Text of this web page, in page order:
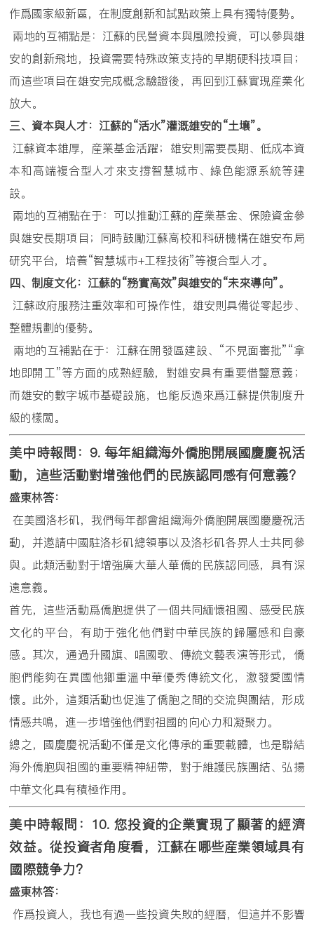
作爲國家級新區，在制度創新和試點政策上具有獨特優勢。
兩地的互補點是：江蘇的民營資本與風險投資，可以參與雄
安的創新飛地，投資需要特殊政策支持的早期硬科技項目；
而這些項目在雄安完成概念驗證後，再回到江蘇實現産業化
放大。
三、資本與人才：江蘇的“活水”灌溉雄安的“土壤”。
江蘇資本雄厚，産業基金活躍；雄安則需要長期、低成本資
本和高端複合型人才來支撐智慧城市、綠色能源系統等建
設。
兩地的互補點在于：可以推動江蘇的産業基金、保險資金參
與雄安長期項目；同時鼓勵江蘇高校和科研機構在雄安布局
研究平台，培養“智慧城市+工程技術”等複合型人才。
四、制度文化：江蘇的“務實高效”與雄安的“未來導向”。
江蘇政府服務注重效率和可操作性，雄安則具備從零起步、
整體規劃的優勢。
兩地的互補點在于：江蘇在開發區建設、“不見面審批”“拿
地即開工”等方面的成熟經驗，對雄安具有重要借鑒意義；
而雄安的數字城市基礎設施，也能反過來爲江蘇提供制度升
級的樣闆。
美中時報問： 9. 每年組織海外僑胞開展國慶慶祝活
動，這些活動對增強他們的民族認同感有何意義？
盛東林答：
在美國洛杉矶，我們每年都會組織海外僑胞開展國慶慶祝活
動，并邀請中國駐洛杉矶總領事以及洛杉矶各界人士共同參
與。此類活動對于增強廣大華人華僑的民族認同感，具有深
遠意義。
首先，這些活動爲僑胞提供了一個共同緬懷祖國、感受民族
文化的平台，有助于強化他們對中華民族的歸屬感和自豪
感。其次，通過升國旗、唱國歌、傳統文藝表演等形式，僑
胞們能夠在異國他鄉重溫中華優秀傳統文化，激發愛國情
懷。此外，這類活動也促進了僑胞之間的交流與團結，形成
情感共鳴，進一步增強他們對祖國的向心力和凝聚力。
總之，國慶慶祝活動不僅是文化傳承的重要載體，也是聯結
海外僑胞與祖國的重要精神紐帶，對于維護民族團結、弘揚
中華文化具有積極作用。
美中時報問： 10. 您投資的企業實現了顯著的經濟
效益。從投資者角度看，江蘇在哪些産業領域具有
國際競争力？
盛東林答：
作爲投資人，我也有過一些投資失敗的經曆，但這并不影響